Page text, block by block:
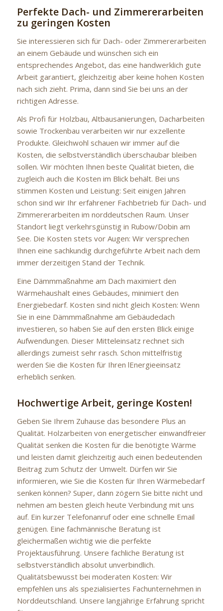
Perfekte Dach- und Zimmererarbeiten
zu geringen Kosten
Sie interessieren sich für Dach- oder Zimmererarbeiten
an einem Gebäude und wünschen sich ein
entsprechendes Angebot, das eine handwerklich gute
Arbeit garantiert, gleichzeitig aber keine hohen Kosten
nach sich zieht. Prima, dann sind Sie bei uns an der
richtigen Adresse.
Als Profi für Holzbau, Altbausanierungen, Dacharbeiten
sowie Trockenbau verarbeiten wir nur exzellente
Produkte. Gleichwohl schauen wir immer auf die
Kosten, die selbstverständlich überschaubar bleiben
sollen. Wir möchten Ihnen beste Qualität bieten, die
zugleich auch die Kosten im Blick behält. Bei uns
stimmen Kosten und Leistung: Seit einigen Jahren
schon sind wir Ihr erfahrener Fachbetrieb für Dach- und
Zimmererarbeiten im norddeutschen Raum. Unser
Standort liegt verkehrsgünstig in Rubow/Dobin am
See. Die Kosten stets vor Augen: Wir versprechen
Ihnen eine sachkundig durchgeführte Arbeit nach dem
immer derzeitigen Stand der Technik.
Eine Dämmmaßnahme am Dach maximiert den
Wärmehaushalt eines Gebäudes, minimiert den
Energiebedarf. Kosten sind nicht gleich Kosten: Wenn
Sie in eine Dämmmaßnahme am Gebäudedach
investieren, so haben Sie auf den ersten Blick einige
Aufwendungen. Dieser Mitteleinsatz rechnet sich
allerdings zumeist sehr rasch. Schon mittelfristig
werden Sie die Kosten für Ihren lEnergieeinsatz
erheblich senken.
Hochwertige Arbeit, geringe Kosten!
Geben Sie Ihrem Zuhause das besondere Plus an
Qualität. Holzarbeiten von energetischer einwandfreier
Qualität senken die Kosten für die benötigte Wärme
und leisten damit gleichzeitig auch einen bedeutenden
Beitrag zum Schutz der Umwelt. Dürfen wir Sie
informieren, wie Sie die Kosten für Ihren Wärmebedarf
senken können? Super, dann zögern Sie bitte nicht und
nehmen am besten gleich heute Verbindung mit uns
auf. Ein kurzer Telefonanruf oder eine schnelle Email
genügen. Eine fachmännische Beratung ist
gleichermaßen wichtig wie die perfekte
Projektausführung. Unsere fachliche Beratung ist
selbstverständlich absolut unverbindlich.
Qualitätsbewusst bei moderaten Kosten: Wir
empfehlen uns als spezialisiertes Fachunternehmen in
Norddeutschland. Unsere langjährige Erfahrung spricht